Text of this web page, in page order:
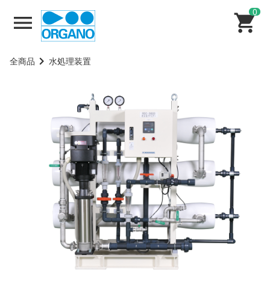
0
全商品 水処理装置